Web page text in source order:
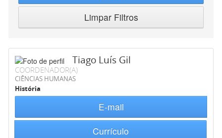
Limpar Filtros
Tiago Luís Gil
COORDENADOR(A)
CIÊNCIAS HUMANAS
História
E-mail
Currículo